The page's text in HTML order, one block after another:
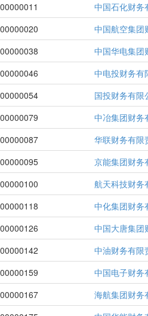
中国石化财务
中国航空集团
中国华电集团
中电投财务有
国投财务有限
中冶集团财务
华联财务有限
京能集团财务
航天科技财务
中化集团财务
中国大唐集团
中油财务有限
中国电子财务
海航集团财务